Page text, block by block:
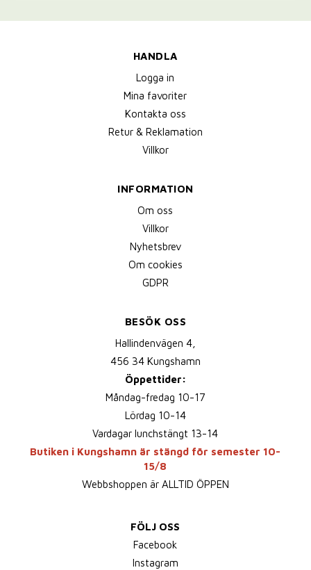
HANDLA
Logga in
Mina favoriter
Kontakta oss
Retur & Reklamation
Villkor
INFORMATION
Om oss
Villkor
Nyhetsbrev
Om cookies
GDPR
BESÖK OSS
Hallindenvägen 4,
456 34 Kungshamn
Öppettider:
Måndag-fredag 10-17
Lördag 10-14
Vardagar lunchstängt 13-14
Butiken i Kungshamn är stängd för semester 10-
15/8
Webbshoppen är ALLTID ÖPPEN
FÖLJ OSS
Facebook
Instagram